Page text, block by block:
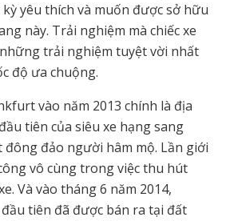
yêu thích và muốn được sở hữu
này. Trải nghiệm mà chiếc xe
trải nghiệm tuyệt vời nhất
độ ưa chuộng.
vào năm 2013 chính là địa
tiên của siêu xe hạng sang
đông đảo người hâm mộ. Lần giới
vô cùng trong việc thu hút
Và vào tháng 6 năm 2014,
tiên đã được bán ra tại đất